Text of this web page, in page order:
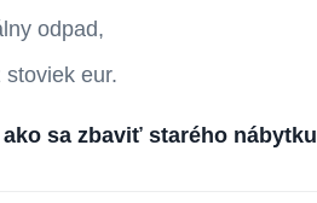
odpad,
eur.
ako sa zbaviť starého nábytku